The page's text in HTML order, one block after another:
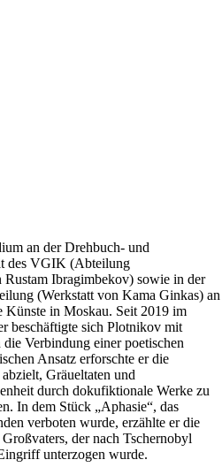
an der Drehbuch- und
des VGIK (Abteilung
Ibragimbekov) sowie in der
(Werkstatt von Kama Ginkas) an
Künste in Moskau. Seit 2019 im
beschäftigte sich Plotnikov mit
Verbindung einer poetischen
Ansatz erforschte er die
Gräueltaten und
durch dokufiktionale Werke zu
In dem Stück „Aphasie“, das
verboten wurde, erzählte er die
der nach Tschernobyl
unterzogen wurde.